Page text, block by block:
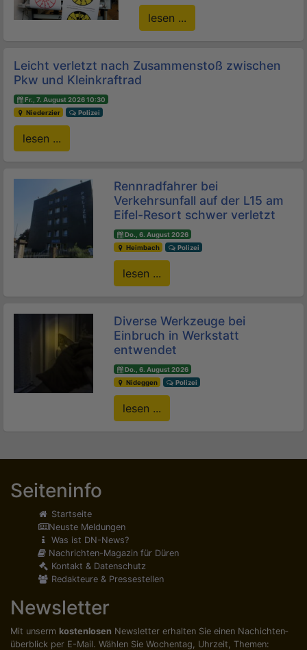
lesen ...
Leicht verletzt nach Zusammenstoß zwischen
Pkw und Kleinkraftrad
Fr., 7. August 2026 10:30
Niederzier
Polizei
lesen ...
Rennradfahrer bei
Verkehrsunfall auf der L15 am
Eifel-Resort schwer verletzt
Do., 6. August 2026
Heimbach
Polizei
lesen ...
Diverse Werkzeuge bei
Einbruch in Werkstatt
entwendet
Do., 6. August 2026
Nideggen
Polizei
lesen ...
Seiteninfo
Startseite
Neuste Meldungen
Was ist DN-News?
Nachrichten-Magazin für Düren
Kontakt & Datenschutz
Redakteure & Pressestellen
Newsletter
Mit unserm kostenlosen Newsletter erhalten Sie einen Nachichten­
überblick per E-Mail. Wählen Sie Wochentag, Uhrzeit, Themen: